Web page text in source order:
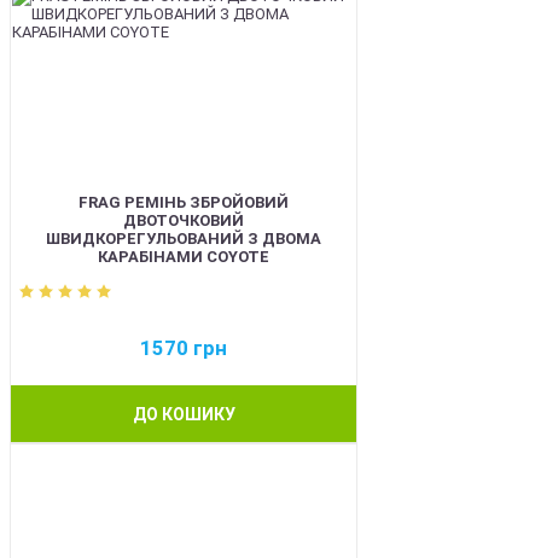
FRAG РЕМІНЬ ЗБРОЙОВИЙ
ДВОТОЧКОВИЙ
ШВИДКОРЕГУЛЬОВАНИЙ З ДВОМА
КАРАБІНАМИ COYOTE
1570 грн
ДО КОШИКУ